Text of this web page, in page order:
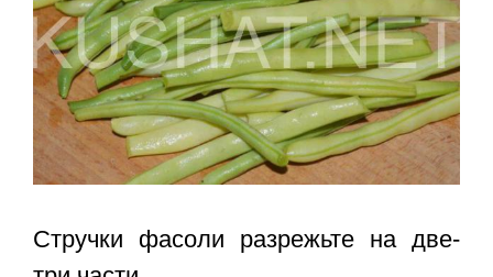
Стручки фасоли разрежьте на две-